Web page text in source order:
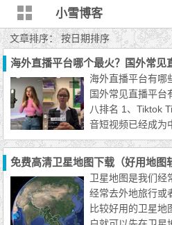
小雪博客
文章排序：按日期排序
海外直播平台哪个最火？国外常见
海外直播平台有哪
国外常见直播平台
八排名 1、Tiktok
音短视频已经成为
一杰出代表，被视
免费高清卫星地图下载（好用地图
卫星地图是我们经
经常去外地旅行或
比较好用的卫星地